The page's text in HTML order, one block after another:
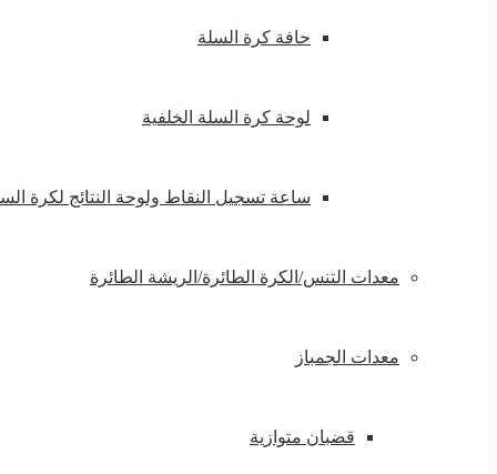
حافة كرة السلة
لوحة كرة السلة الخلفية
ساعة تسجيل النقاط ولوحة النتائج لكرة
معدات التنس/الكرة الطائرة/الريشة الطائرة
معدات الجمباز
قضبان متوازية